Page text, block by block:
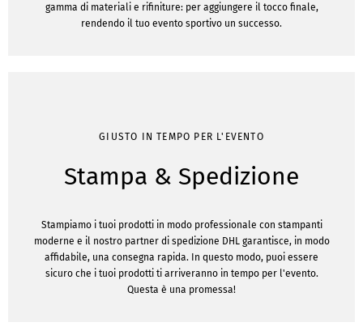
gamma di materiali e rifiniture: per aggiungere il tocco finale,
rendendo il tuo evento sportivo un successo.
GIUSTO IN TEMPO PER L'EVENTO
Stampa & Spedizione
Stampiamo i tuoi prodotti in modo professionale con stampanti
moderne e il nostro partner di spedizione DHL garantisce, in modo
affidabile, una consegna rapida. In questo modo, puoi essere
sicuro che i tuoi prodotti ti arriveranno in tempo per l'evento.
Questa è una promessa!